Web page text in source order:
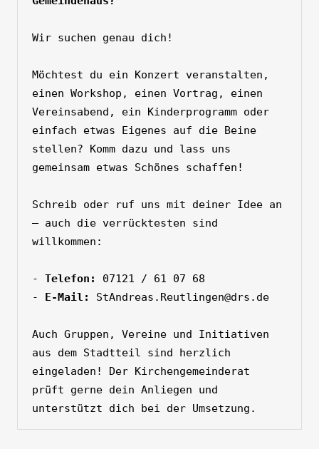
Wir suchen genau dich!
Möchtest du ein Konzert veranstalten,
einen Workshop, einen Vortrag, einen
Vereinsabend, ein Kinderprogramm oder
einfach etwas Eigenes auf die Beine
stellen? Komm dazu und lass uns
gemeinsam etwas Schönes schaffen!
Schreib oder ruf uns mit deiner Idee an
– auch die verrücktesten sind
willkommen:
- Telefon:
07121 / 61 07 68
- E-Mail: StAndreas.Reutlingen@drs.de
Auch Gruppen, Vereine und Initiativen
aus dem Stadtteil sind herzlich
eingeladen! Der Kirchengemeinderat
prüft gerne dein Anliegen und
unterstützt dich bei der Umsetzung.